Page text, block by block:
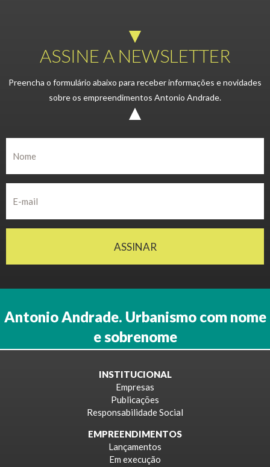
ASSINE A NEWSLETTER
Preencha o formulário abaixo para receber informações e novidades
sobre os empreendimentos Antonio Andrade.
ASSINAR
Antonio Andrade. Urbanismo com nome
e sobrenome
INSTITUCIONAL
Empresas
Publicações
Responsabilidade Social
EMPREENDIMENTOS
Lançamentos
Em execução